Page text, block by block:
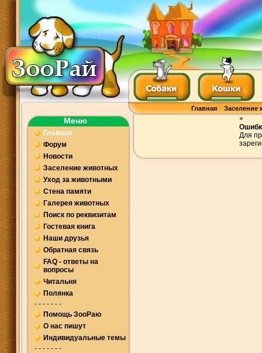
Главная Заселение
Меню
Главная
Форум
Новости
Заселение животных
Уход за животными
Стена памяти
Галерея животных
Поиск по реквизитам
Гостевая книга
Наши друзья
Обратная связь
FAQ - ответы на
вопросы
Читальня
Полянка
- - - - - - -
Помощь ЗооРаю
О нас пишут
Индивидуальные темы
- - - - - - -
×
Для